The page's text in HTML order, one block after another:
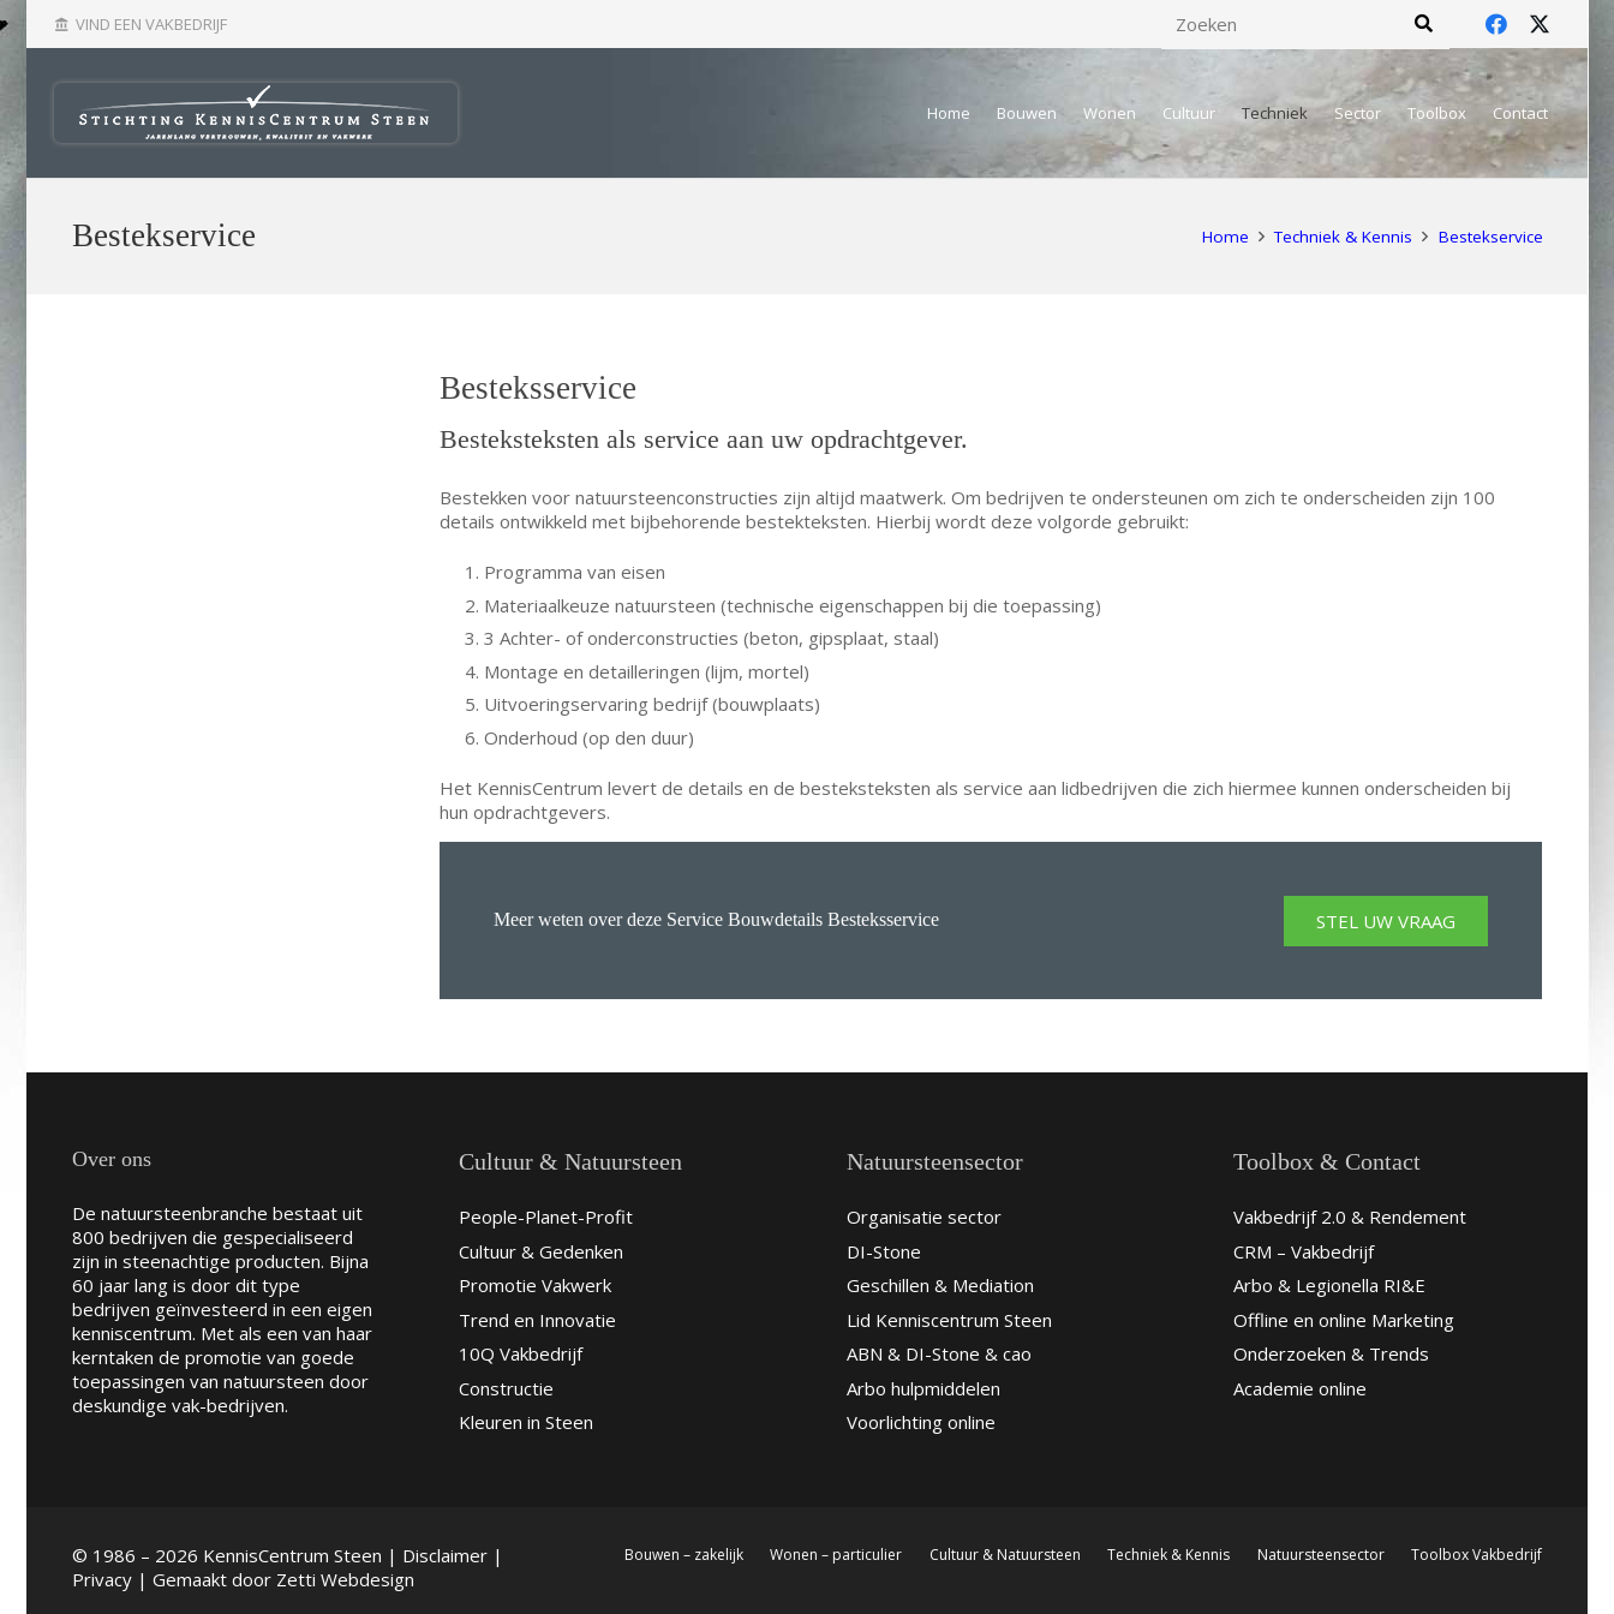
account_balance VIND EEN VAKBEDRIJF
Home Bouwen Wonen Cultuur Techniek Sector Toolbox Contact
Bestekservice Home Techniek & Kennis Bestekservice
Besteksservice
Besteksteksten als service aan uw opdrachtgever.
Bestekken voor natuursteenconstructies zijn altijd maatwerk. Om bedrijven te ondersteunen om zich te onderscheiden zijn 100
details ontwikkeld met bijbehorende bestekteksten. Hierbij wordt deze volgorde gebruikt:
Programma van eisen
Materiaalkeuze natuursteen (technische eigenschappen bij die toepassing)
3 Achter- of onderconstructies (beton, gipsplaat, staal)
Montage en detailleringen (lijm, mortel)
Uitvoeringservaring bedrijf (bouwplaats)
Onderhoud (op den duur)
Het KennisCentrum levert de details en de besteksteksten als service aan lidbedrijven die zich hiermee kunnen onderscheiden bij
hun opdrachtgevers.
Meer weten over deze Service Bouwdetails Besteksservice STEL UW VRAAG
Over ons
De natuursteenbranche bestaat uit
800 bedrijven die gespecialiseerd
zijn in steenachtige producten. Bijna
60 jaar lang is door dit type
bedrijven geïnvesteerd in een eigen
kenniscentrum. Met als een van haar
kerntaken de promotie van goede
toepassingen van natuursteen door
deskundige vak-bedrijven.
Cultuur & Natuursteen
People-Planet-Profit
Cultuur & Gedenken
Promotie Vakwerk
Trend en Innovatie
10Q Vakbedrijf
Constructie
Kleuren in Steen
Natuursteensector
Organisatie sector
DI-Stone
Geschillen & Mediation
Lid Kenniscentrum Steen
ABN & DI-Stone & cao
Arbo hulpmiddelen
Voorlichting online
Toolbox & Contact
Vakbedrijf 2.0 & Rendement
CRM – Vakbedrijf
Arbo & Legionella RI&E
Offline en online Marketing
Onderzoeken & Trends
Academie online
© 1986 – 2026 KennisCentrum Steen | Disclaimer|
Privacy| Gemaakt door Zetti Webdesign
Bouwen – zakelijk Wonen – particulier Cultuur & Natuursteen Techniek & Kennis Natuursteensector Toolbox Vakbedrijf